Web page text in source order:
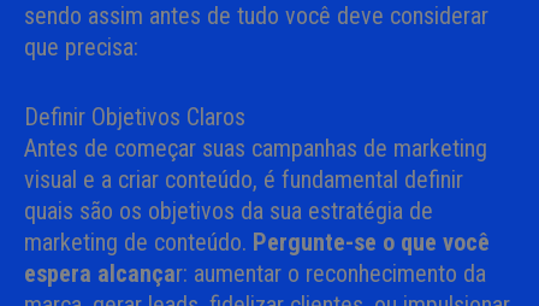
sendo assim antes de tudo você deve considerar
que precisa:
Definir Objetivos Claros
Antes de começar suas campanhas de marketing
visual e a criar conteúdo, é fundamental definir
quais são os objetivos da sua estratégia de
marketing de conteúdo. Pergunte-se o que você
espera alcançar: aumentar o reconhecimento da